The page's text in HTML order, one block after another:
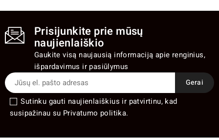
Prisijunkite prie mūsų
naujienlaiškio
Gaukite visą naujausią informaciją apie renginius,
išpardavimus ir pasiūlymus
Sutinku gauti naujienlaiškius ir patvirtinu, kad
susipažinau su Privatumo politika.